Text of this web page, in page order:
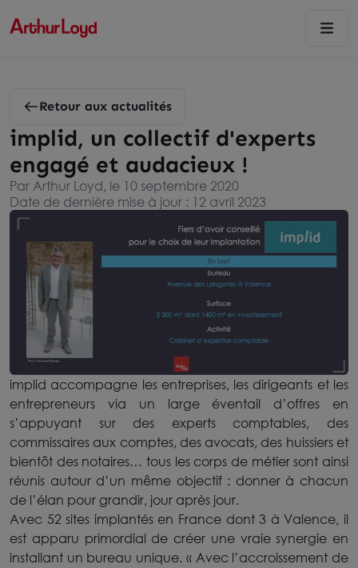
Retour aux actualités
implid, un collectif d'experts
engagé et audacieux !
Par Arthur Loyd, le 10 septembre 2020
Date de dernière mise à jour : 12 avril 2023
implid accompagne les entreprises, les dirigeants et les
entrepreneurs via un large éventail d’offres en
s’appuyant sur des experts comptables, des
commissaires aux comptes, des avocats, des huissiers et
bientôt des notaires… tous les corps de métier sont ainsi
réunis autour d’un même objectif : donner à chacun
de l’élan pour grandir, jour après jour.
Avec 52 sites implantés en France dont 3 à Valence, il
est apparu primordial de créer une vraie synergie en
installant un bureau unique. « Avec l’accroissement de